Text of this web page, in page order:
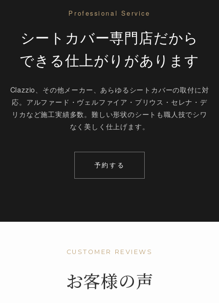
Professional Service
シートカバー専門店だから
できる仕上がりがあります
Clazzio、その他メーカー、あらゆるシートカバーの取付に対
応。アルファード・ヴェルファイア・プリウス・セレナ・デ
リカなど施工実績多数。難しい形状のシートも職人技でシワ
なく美しく仕上げます。
予約する
CUSTOMER REVIEWS
お客様の声